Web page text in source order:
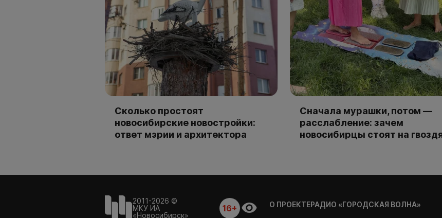
Сколько простоят
новосибирские новостройки:
ответ мэрии и архитектора
Сначала мурашки, потом —
расслабление: зачем
новосибирцы стоят на
2011-2026 ©
МКУ ИА
«Новосибирск»
16+ О ПРОЕКТЕРАДИО «ГОРОДСКАЯ ВОЛНА»